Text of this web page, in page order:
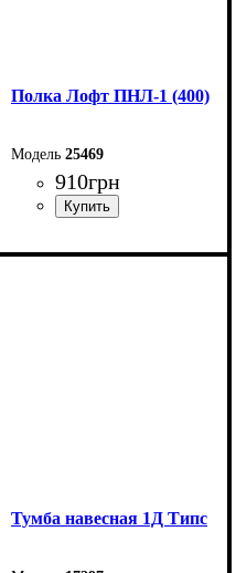
Полка Лофт ПНЛ-1 (400)
25469
910грн
Ширина: 40 см
Тумба навесная 1Д Типс